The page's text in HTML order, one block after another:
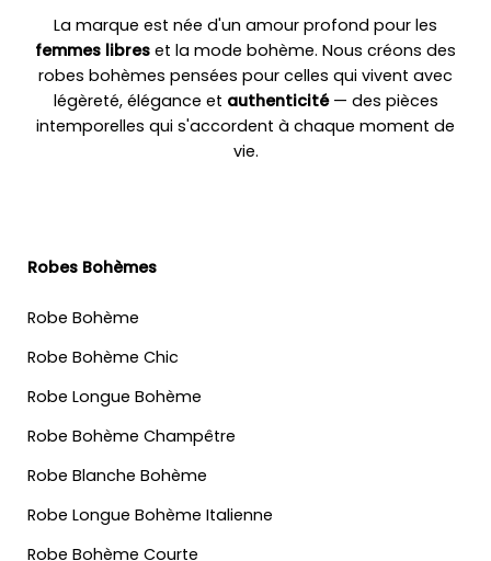
La marque est née d'un amour profond pour les
femmes libres et la mode bohème. Nous créons des
robes bohèmes pensées pour celles qui vivent avec
légèreté, élégance et authenticité— des pièces
intemporelles qui s'accordent à chaque moment de
vie.
Robes Bohèmes
Robe Bohème
Robe Bohème Chic
Robe Longue Bohème
Robe Bohème Champêtre
Robe Blanche Bohème
Robe Longue Bohème Italienne
Robe Bohème Courte